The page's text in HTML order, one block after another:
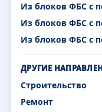
Из блоков ФБС с
Из блоков ФБС с
Из блоков ФБС с
ДРУГИЕ
Строительство
Ремонт